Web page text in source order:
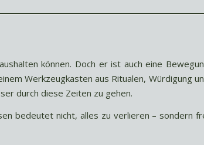
können. Doch er ist auch eine
Werkzeugkasten aus Ritualen, Würdigung
durch diese Zeiten zu gehen.
bedeutet nicht, alles zu verlieren – sondern